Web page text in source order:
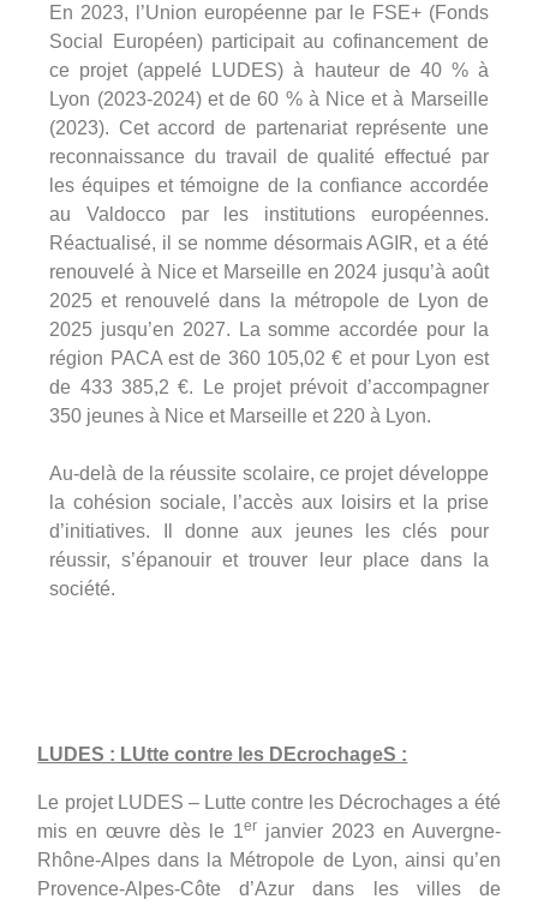
En 2023, l’Union européenne par le FSE+ (Fonds
Social Européen) participait au cofinancement de
ce projet (appelé LUDES) à hauteur de 40 % à
Lyon (2023-2024) et de 60 % à Nice et à Marseille
(2023). Cet accord de partenariat représente une
reconnaissance du travail de qualité effectué par
les équipes et témoigne de la confiance accordée
au Valdocco par les institutions européennes.
Réactualisé, il se nomme désormais AGIR, et a été
renouvelé à Nice et Marseille en 2024 jusqu’à août
2025 et renouvelé dans la métropole de Lyon de
2025 jusqu’en 2027. La somme accordée pour la
région PACA est de 360 105,02 € et pour Lyon est
de 433 385,2 €. Le projet prévoit d’accompagner
350 jeunes à Nice et Marseille et 220 à Lyon.
Au-delà de la réussite scolaire, ce projet développe
la cohésion sociale, l’accès aux loisirs et la prise
d’initiatives. Il donne aux jeunes les clés pour
réussir, s’épanouir et trouver leur place dans la
société.
LUDES : LUtte contre les DEcrochageS :
Le projet LUDES – Lutte contre les Décrochages a été
mis en œuvre dès le 1er janvier 2023 en Auvergne-
Rhône-Alpes dans la Métropole de Lyon, ainsi qu’en
Provence-Alpes-Côte d’Azur dans les villes de